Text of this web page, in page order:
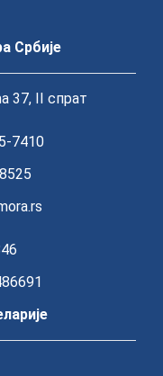
Србије
37, II спрат
7410